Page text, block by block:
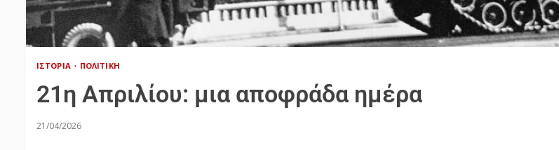
ΙΣΤΟΡΊΑ ΠΟΛΙΤΙΚΉ
21η Απριλίου: μια αποφράδα ημέρα
21/04/2026